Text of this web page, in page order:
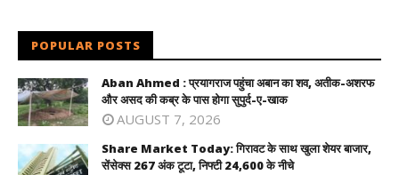
POPULAR POSTS
Aban Ahmed : प्रयागराज पहुंचा अबान का शव, अतीक-अशरफ
और असद की कब्र के पास होगा सुपुर्द-ए-खाक
AUGUST 7, 2026
Share Market Today: गिरावट के साथ खुला शेयर बाजार,
सेंसेक्स 267 अंक टूटा, निफ्टी 24,600 के नीचे